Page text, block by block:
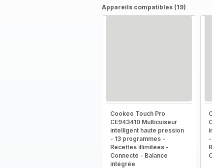
Appareils compatibles (19)
Cookeo Touch Pro
CE943410 Multicuiseur
intelligent haute pression
- 13 programmes -
Recettes illimitées -
Connecté - Balance
intégrée